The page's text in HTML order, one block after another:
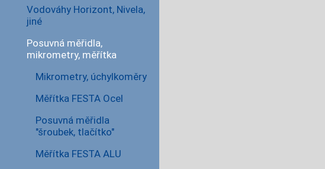
Vodováhy Horizont, Nivela,
jiné
Posuvná měřidla,
mikrometry, měřítka
Mikrometry, úchylkoměry
Měřítka FESTA Ocel
Posuvná měřidla
"šroubek, tlačítko"
Měřítka FESTA ALU